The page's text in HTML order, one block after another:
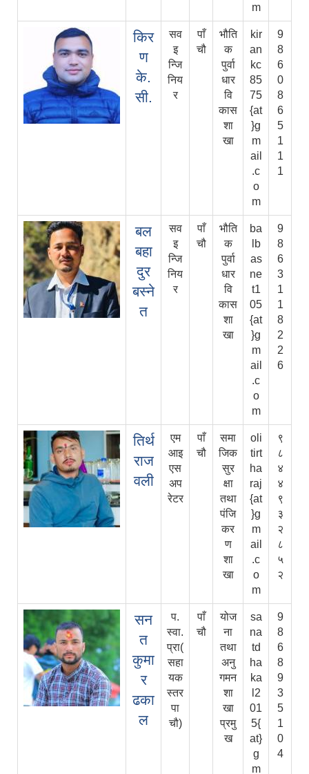
m
किर
ण
के.
सी.
सव
इ
न्जि
निय
र
पाँ
चौ
भौति
क
पुर्वा
धार
वि
कास
शा
खा
kir
an
kc
85
75
{at
}g
m
ail
.c
o
m
9
8
6
0
8
6
5
1
1
1
बल
बहा
दुर
बस्ने
त
सव
इ
न्जि
निय
र
पाँ
चौ
भौति
क
पुर्वा
धार
वि
कास
शा
खा
ba
lb
as
ne
t1
05
{at
}g
m
ail
.c
o
m
9
8
6
3
1
1
8
2
2
6
तिर्थ
राज
वली
एम
आइ
एस
अप
रेटर
पाँ
चौ
समा
जिक
सुर
क्षा
तथा
पंजि
कर
ण
शा
खा
oli
tirt
ha
raj
{at
}g
m
ail
.c
o
m
९
८
४
४
९
३
२
८
५
२
सन
त
कुमा
र
ढका
ल
प.
स्वा.
प्रा(
सहा
यक
स्तर
पा
चौ)
पाँ
चौ
योज
ना
तथा
अनु
गमन
शा
खा
प्रमु
ख
sa
na
td
ha
ka
l2
01
5{
at}
g
m
9
8
6
8
9
3
5
1
0
4